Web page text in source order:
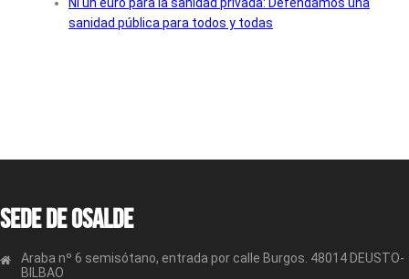
sanidad pública para todos y todas
Sede de OSALDE
Araba nº 6 semisótano, entrada por calle Burgos. 48014 DEUSTO-
BILBAO